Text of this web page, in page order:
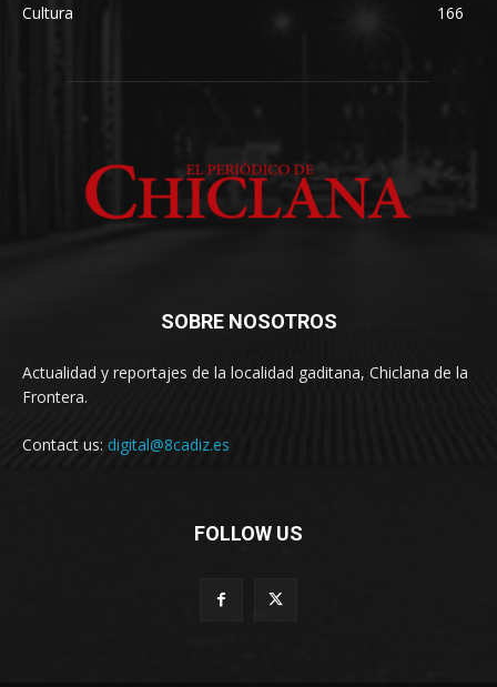
Cultura
166
SOBRE NOSOTROS
Actualidad y reportajes de la localidad gaditana, Chiclana de la
Frontera.
Contact us: digital@8cadiz.es
FOLLOW US